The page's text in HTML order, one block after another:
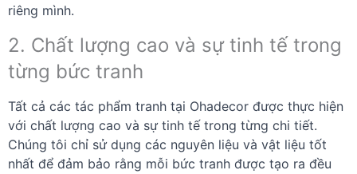
riêng mình.
2. Chất lượng cao và sự tinh tế trong
từng bức tranh
Tất cả các tác phẩm tranh tại Ohadecor được thực hiện
với chất lượng cao và sự tinh tế trong từng chi tiết.
Chúng tôi chỉ sử dụng các nguyên liệu và vật liệu tốt
nhất để đảm bảo rằng mỗi bức tranh được tạo ra đều